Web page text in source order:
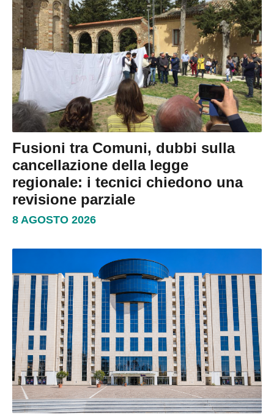
Fusioni tra Comuni, dubbi sulla
cancellazione della legge
regionale: i tecnici chiedono una
revisione parziale
8 AGOSTO 2026